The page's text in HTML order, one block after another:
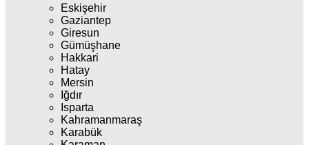
Eskişehir
Gaziantep
Giresun
Gümüşhane
Hakkari
Hatay
Mersin
Iğdır
Isparta
Kahramanmaraş
Karabük